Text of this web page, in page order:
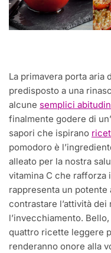
La primavera porta aria
predisposto a una
alcune semplici
finalmente godere di
sapori che ispirano
pomodoro è
alleato per la nostra
vitamina C che rafforza
rappresenta un
contrastare l’attività
l’invecchiamento.
quattro ricette leggere
renderanno onore alla